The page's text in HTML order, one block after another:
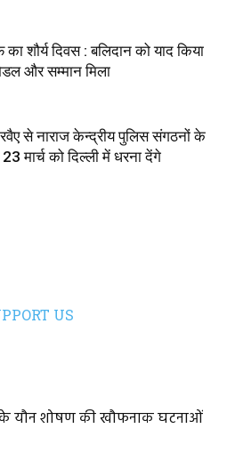
शौर्य दिवस : बलिदान को याद किया
और सम्मान मिला
से नाराज केन्द्रीय पुलिस संगठनों के
मार्च को दिल्ली में धरना देंगे
US
यौन शोषण की खौफनाक घटनाओं